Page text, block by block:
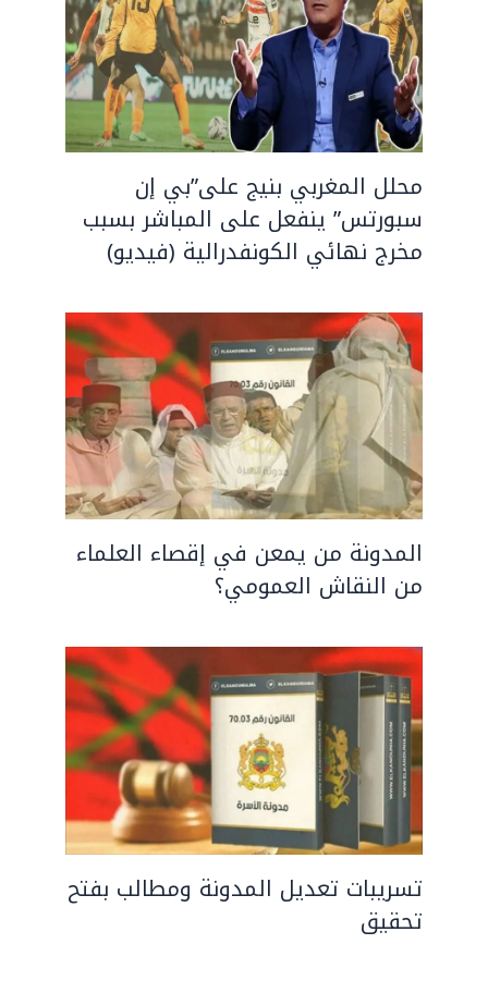
محلل المغربي بنيج على”بي إن
سبورتس” ينفعل على المباشر بسبب
مخرج نهائي الكونفدرالية (فيديو)
المدونة من يمعن في إقصاء العلماء
من النقاش العمومي؟
تسريبات تعديل المدونة ومطالب بفتح
تحقيق